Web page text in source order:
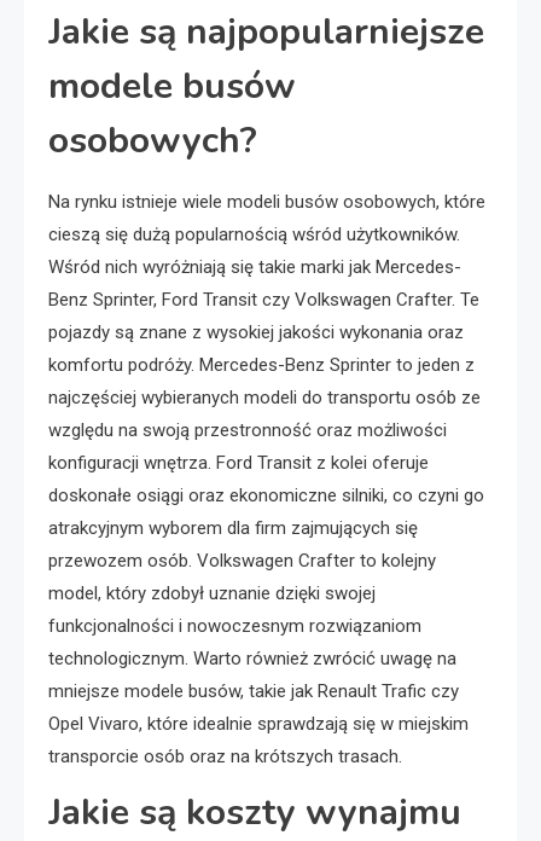
Jakie są najpopularniejsze
modele busów
osobowych?
Na rynku istnieje wiele modeli busów osobowych, które
cieszą się dużą popularnością wśród użytkowników.
Wśród nich wyróżniają się takie marki jak Mercedes-
Benz Sprinter, Ford Transit czy Volkswagen Crafter. Te
pojazdy są znane z wysokiej jakości wykonania oraz
komfortu podróży. Mercedes-Benz Sprinter to jeden z
najczęściej wybieranych modeli do transportu osób ze
względu na swoją przestronność oraz możliwości
konfiguracji wnętrza. Ford Transit z kolei oferuje
doskonałe osiągi oraz ekonomiczne silniki, co czyni go
atrakcyjnym wyborem dla firm zajmujących się
przewozem osób. Volkswagen Crafter to kolejny
model, który zdobył uznanie dzięki swojej
funkcjonalności i nowoczesnym rozwiązaniom
technologicznym. Warto również zwrócić uwagę na
mniejsze modele busów, takie jak Renault Trafic czy
Opel Vivaro, które idealnie sprawdzają się w miejskim
transporcie osób oraz na krótszych trasach.
Jakie są koszty wynajmu